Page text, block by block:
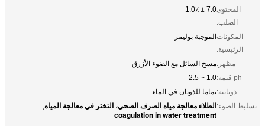
المحتوى
الصلب:
7.0 ± 1.0٪
المكونات
الرئيسية:
الموجبة بوليمر
مظهر:مسح السائل مع الضوء الأزرق
ph قيمة:
1.0 ~ 2.5
ذوبانية:تماما للذوبان في الماء
تسليط الضوء:الطلاء معالجة مياه الصرف الصحي، التخثر في معالجة المياه,
coagulation in water treatment